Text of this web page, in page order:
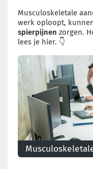
Musculoskeletale
werk oploopt,
spierpijnen zorgen.
lees je hier. 👇
Wat zijn